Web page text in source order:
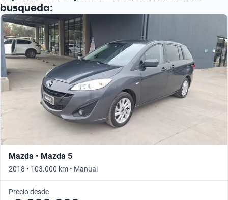
busqueda:
Mazda • Mazda 5
2018 • 103.000 km • Manual
Precio desde